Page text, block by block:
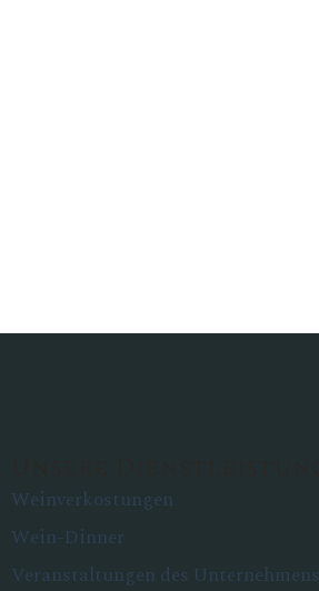
Weinverkostungen
Wein-Dinner
Veranstaltungen des Unternehmens